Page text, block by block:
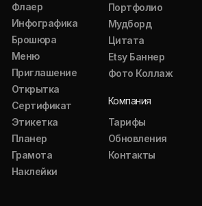
Флаер
Инфографика
Брошюра
Меню
Приглашение
Открытка
Сертификат
Этикетка
Планер
Грамота
Наклейки
Портфолио
Мудборд
Цитата
Etsy Баннер
Фото Коллаж
Компания
Тарифы
Обновления
Контакты